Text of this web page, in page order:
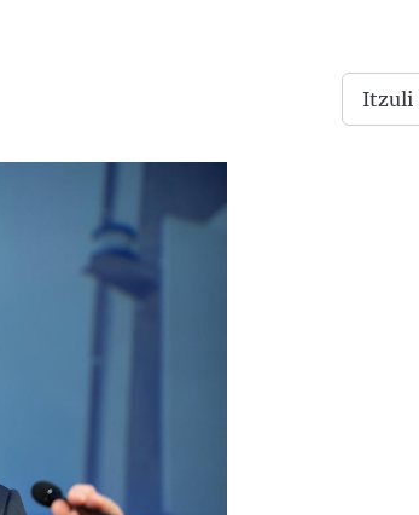
Itzuli